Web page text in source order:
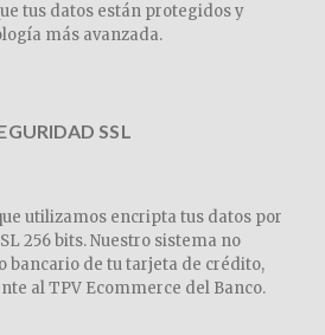
tus datos están protegidos y
más avanzada.
SSL
utilizamos encripta tus datos por
256 bits. Nuestro sistema no
bancario de tu tarjeta de crédito,
al TPV Ecommerce del Banco.